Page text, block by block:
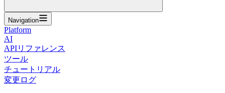
Navigation
Platform
AI
APIリファレンス
ツール
チュートリアル
変更ログ